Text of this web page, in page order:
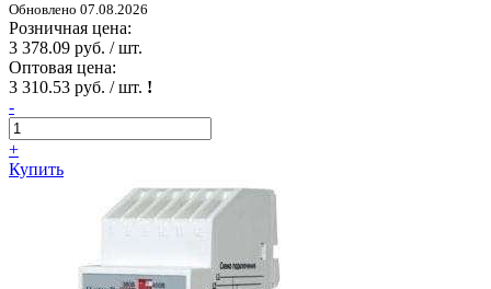
Обновлено 07.08.2026
Розничная цена:
3 378.09 руб. / шт.
Оптовая цена:
3 310.53 руб. / шт. !
-
+
Купить